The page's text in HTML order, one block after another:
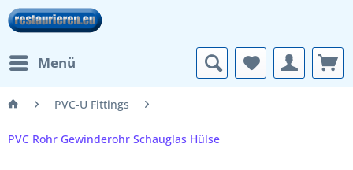
Menü
PVC-U Fittings
PVC Rohr Gewinderohr Schauglas Hülse